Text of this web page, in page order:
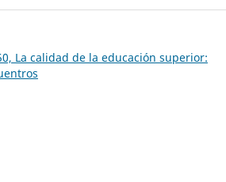
La calidad de la educación superior: